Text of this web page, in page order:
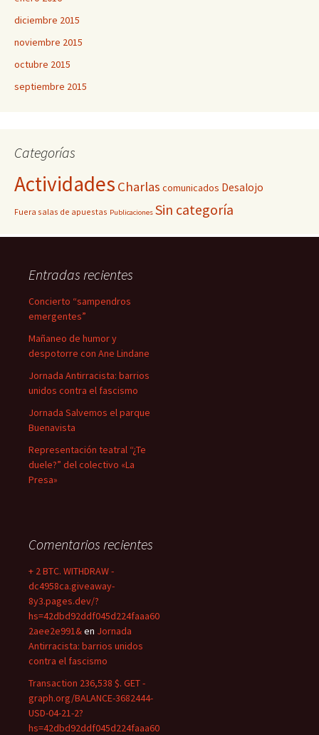
diciembre 2015
noviembre 2015
octubre 2015
septiembre 2015
Categorías
Actividades Charlas comunicados Desalojo
Fuera salas de apuestas Publicaciones Sin categoría
Entradas recientes
Concierto “sampendros
emergentes”
Mañaneo de humor y
despotorre con Ane Lindane
Jornada Antirracista: barrios
unidos contra el fascismo
Jornada Salvemos el parque
Buenavista
Representación teatral “¿Te
duele?” del colectivo «La
Presa»
Comentarios recientes
+ 2 BTC. WITHDRAW -
dc4958ca.giveaway-
8y3.pages.dev/?
hs=42dbd92ddf045d224faaa60
2aee2e991&en Jornada
Antirracista: barrios unidos
contra el fascismo
Transaction 236,538 $. GET -
graph.org/BALANCE-3682444-
USD-04-21-2?
hs=42dbd92ddf045d224faaa60